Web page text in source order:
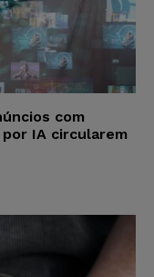
com
IA circularem